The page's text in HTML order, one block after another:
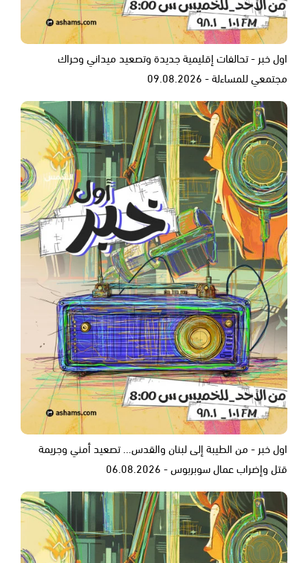
اول خبر - تحالفات إقليمية جديدة وتصعيد ميداني وحراك
مجتمعي للمساءلة - 09.08.2026
اول خبر - من الطيبة إلى لبنان والقدس... تصعيد أمني وجريمة
قتل وإضراب عمال سوبربوس - 06.08.2026